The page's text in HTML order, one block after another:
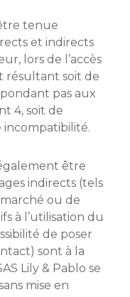
tenue
et indirects
lors de l’accès
résultant soit de
pas aux
4, soit de
incompatibilité.
être
indirects (tels
ou de
à l’utilisation du
de poser
sont à la
Lily & Pablo se
mise en